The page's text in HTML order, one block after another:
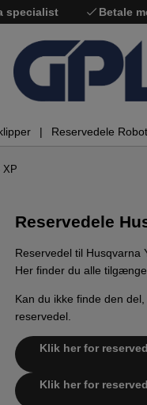
specialist Betale
Reservedele
XP
Reservedele
Reservedel til Husqvarna
Her finder du alle
Kan du ikke finde den
reservedel.
Klik her for
Klik her for